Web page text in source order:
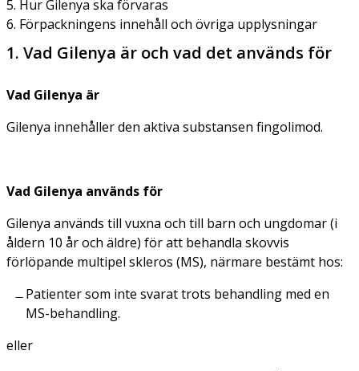
5. Hur Gilenya ska förvaras
6. Förpackningens innehåll och övriga upplysningar
1. Vad Gilenya är och vad det används för
Vad Gilenya är
Gilenya innehåller den aktiva substansen fingolimod.
Vad Gilenya används för
Gilenya används till vuxna och till barn och ungdomar (i
åldern 10 år och äldre) för att behandla skovvis
förlöpande multipel skleros (MS), närmare bestämt hos:
Patienter som inte svarat trots behandling med en
MS-behandling.
eller